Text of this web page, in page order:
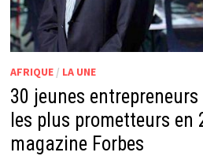
AFRIQUE/ LA UNE
30 jeunes
les plus prometteurs en
magazine Forbes